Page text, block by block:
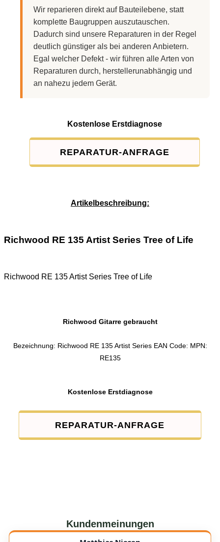
Wir reparieren direkt auf Bauteilebene, statt
komplette Baugruppen auszutauschen.
Dadurch sind unsere Reparaturen in der Regel
deutlich günstiger als bei anderen Anbietern.
Egal welcher Defekt - wir führen alle Arten von
Reparaturen durch, herstellerunabhängig und
an nahezu jedem Gerät.
Kostenlose Erstdiagnose
REPARATUR-ANFRAGE
Artikelbeschreibung:
Richwood RE 135 Artist Series Tree of Life
Richwood RE 135 Artist Series Tree of Life
Richwood Gitarre gebraucht
Bezeichnung: Richwood RE 135 Artist Series EAN Code: MPN:
RE135
Kostenlose Erstdiagnose
REPARATUR-ANFRAGE
Kundenmeinungen